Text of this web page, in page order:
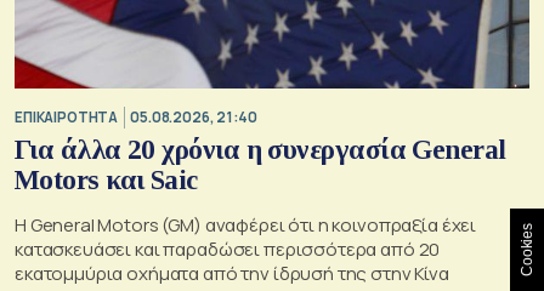
ΕΠΙΚΑΙΡΟΤΗΤΑ 05.08.2026, 21:40
Για άλλα 20 χρόνια η συνεργασία General
Motors και Saic
Η General Motors (GM) αναφέρει ότι η κοινοπραξία έχει
κατασκευάσει και παραδώσει περισσότερα από 20
εκατομμύρια οχήματα από την ίδρυσή της στην Κίνα
Cookies